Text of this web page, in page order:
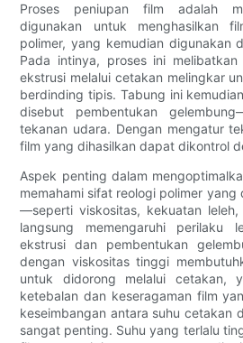
Proses peniupan film adalah
digunakan untuk menghasilkan
polimer, yang kemudian digunakan
Pada intinya, proses ini
ekstrusi melalui cetakan melingkar
berdinding tipis. Tabung ini
disebut pembentukan
tekanan udara. Dengan mengatur
film yang dihasilkan dapat dikontrol
Aspek penting dalam
memahami sifat reologi polimer
—seperti viskositas, kekuatan
langsung memengaruhi perilaku
ekstrusi dan pembentukan
dengan viskositas tinggi
untuk didorong melalui cetakan,
ketebalan dan keseragaman film
keseimbangan antara suhu cetakan
sangat penting. Suhu yang terlalu